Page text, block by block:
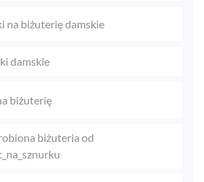
na biżuterię damskie
damskie
biżuterię
biżuteria od